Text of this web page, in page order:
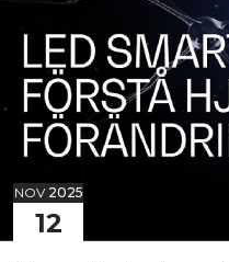
NOV 2025
12